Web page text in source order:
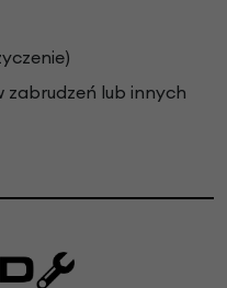
zabrudzeń lub innych